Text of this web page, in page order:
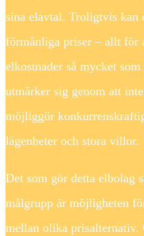
sina elavtal. Troligtvis kan
förmånliga priser – allt för
elkostnader så mycket
utmärker sig genom att
möjliggör
lägenheter och stora villor.
Det som gör detta elbolag
målgrupp är möjligheten
mellan olika prisalternativ.